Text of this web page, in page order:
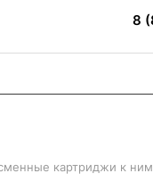
8
картриджи к ним